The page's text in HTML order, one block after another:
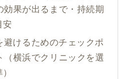
効果が出るまで・持続期
安
避けるためのチェックポ
（横浜でクリニックを選